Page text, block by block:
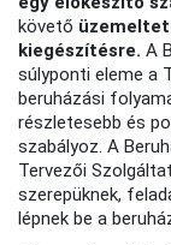
követő
kiegészítésre.A
súlyponti eleme a
beruházási
részletesebb és
szabályoz. A
Tervezői
szerepüknek,
lépnek be a